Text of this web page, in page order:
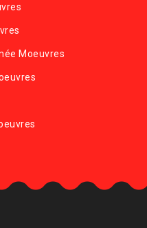
Moeuvres